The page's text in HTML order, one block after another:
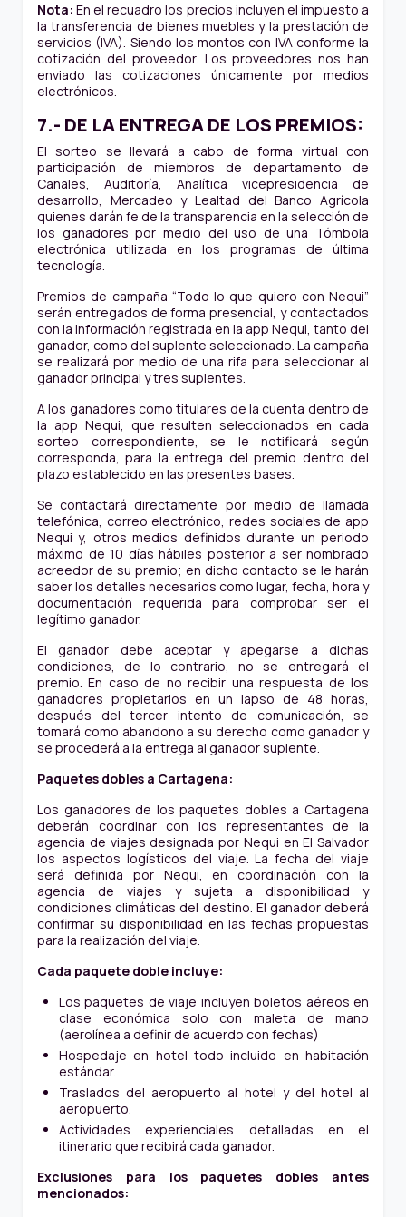
Nota: En el recuadro los precios incluyen el impuesto a
la transferencia de bienes muebles y la prestación de
servicios (IVA). Siendo los montos con IVA conforme la
cotización del proveedor. Los proveedores nos han
enviado las cotizaciones únicamente por medios
electrónicos.
7.- DE LA ENTREGA DE LOS PREMIOS:
El sorteo se llevará a cabo de forma virtual con
participación de miembros de departamento de
Canales, Auditoría, Analítica vicepresidencia de
desarrollo, Mercadeo y Lealtad del Banco Agrícola
quienes darán fe de la transparencia en la selección de
los ganadores por medio del uso de una Tómbola
electrónica utilizada en los programas de última
tecnología.
Premios de campaña “Todo lo que quiero con Nequi”
serán entregados de forma presencial, y contactados
con la información registrada en la app Nequi, tanto del
ganador, como del suplente seleccionado. La campaña
se realizará por medio de una rifa para seleccionar al
ganador principal y tres suplentes.
A los ganadores como titulares de la cuenta dentro de
la app Nequi, que resulten seleccionados en cada
sorteo correspondiente, se le notificará según
corresponda, para la entrega del premio dentro del
plazo establecido en las presentes bases.
Se contactará directamente por medio de llamada
telefónica, correo electrónico, redes sociales de app
Nequi y, otros medios definidos durante un periodo
máximo de 10 días hábiles posterior a ser nombrado
acreedor de su premio; en dicho contacto se le harán
saber los detalles necesarios como lugar, fecha, hora y
documentación requerida para comprobar ser el
legítimo ganador.
El ganador debe aceptar y apegarse a dichas
condiciones, de lo contrario, no se entregará el
premio. En caso de no recibir una respuesta de los
ganadores propietarios en un lapso de 48 horas,
después del tercer intento de comunicación, se
tomará como abandono a su derecho como ganador y
se procederá a la entrega al ganador suplente.
Paquetes dobles a Cartagena:
Los ganadores de los paquetes dobles a Cartagena
deberán coordinar con los representantes de la
agencia de viajes designada por Nequi en El Salvador
los aspectos logísticos del viaje. La fecha del viaje
será definida por Nequi, en coordinación con la
agencia de viajes y sujeta a disponibilidad y
condiciones climáticas del destino. El ganador deberá
confirmar su disponibilidad en las fechas propuestas
para la realización del viaje.
Cada paquete doble incluye:
Los paquetes de viaje incluyen boletos aéreos en
clase económica solo con maleta de mano
(aerolínea a definir de acuerdo con fechas)
Hospedaje en hotel todo incluido en habitación
estándar.
Traslados del aeropuerto al hotel y del hotel al
aeropuerto.
Actividades experienciales detalladas en el
itinerario que recibirá cada ganador.
Exclusiones para los paquetes dobles antes
mencionados: